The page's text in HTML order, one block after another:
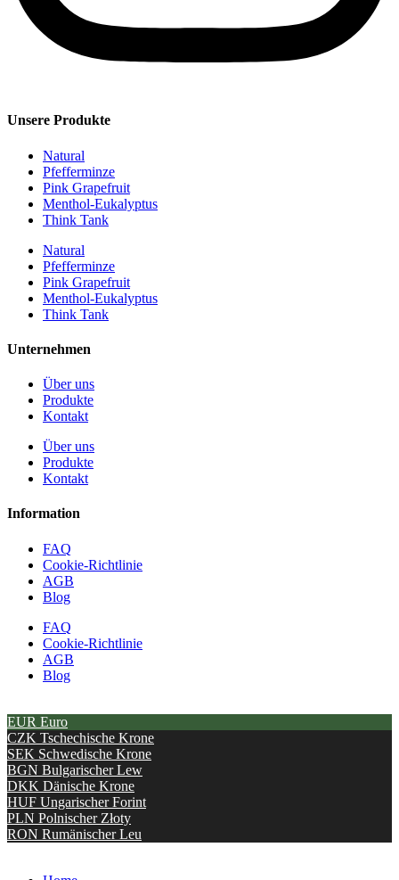
Unsere Produkte
Natural
Pfefferminze
Pink Grapefruit
Menthol-Eukalyptus
Think Tank
Natural
Pfefferminze
Pink Grapefruit
Menthol-Eukalyptus
Think Tank
Unternehmen
Über uns
Produkte
Kontakt
Über uns
Produkte
Kontakt
Information
FAQ
Cookie-Richtlinie
AGB
Blog
FAQ
Cookie-Richtlinie
AGB
Blog
EUR Euro
CZK Tschechische Krone
SEK Schwedische Krone
BGN Bulgarischer Lew
DKK Dänische Krone
HUF Ungarischer Forint
PLN Polnischer Złoty
RON Rumänischer Leu